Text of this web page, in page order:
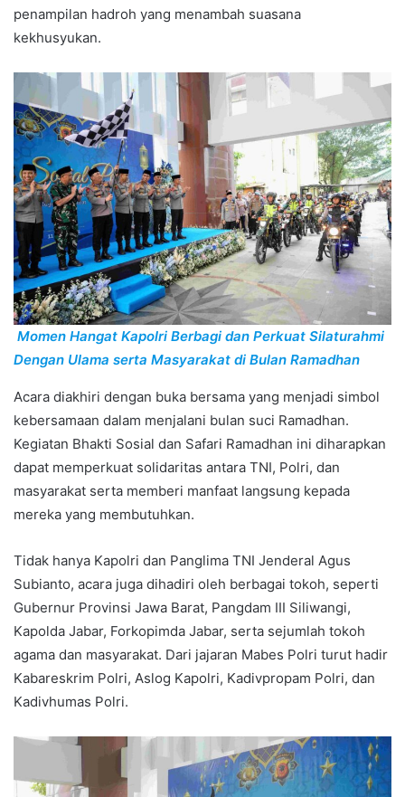
penampilan hadroh yang menambah suasana
kekhusyukan.
Momen Hangat Kapolri Berbagi dan Perkuat Silaturahmi
Dengan Ulama serta Masyarakat di Bulan Ramadhan
Acara diakhiri dengan buka bersama yang menjadi simbol
kebersamaan dalam menjalani bulan suci Ramadhan.
Kegiatan Bhakti Sosial dan Safari Ramadhan ini diharapkan
dapat memperkuat solidaritas antara TNI, Polri, dan
masyarakat serta memberi manfaat langsung kepada
mereka yang membutuhkan.
Tidak hanya Kapolri dan Panglima TNI Jenderal Agus
Subianto, acara juga dihadiri oleh berbagai tokoh, seperti
Gubernur Provinsi Jawa Barat, Pangdam III Siliwangi,
Kapolda Jabar, Forkopimda Jabar, serta sejumlah tokoh
agama dan masyarakat. Dari jajaran Mabes Polri turut hadir
Kabareskrim Polri, Aslog Kapolri, Kadivpropam Polri, dan
Kadivhumas Polri.